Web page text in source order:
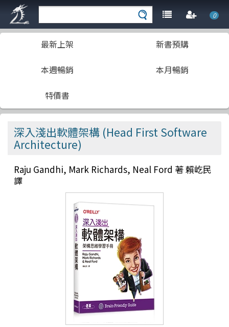
0
最新上架 新書預購
本週暢銷 本月暢銷
特價書
深入淺出軟體架構 (Head First Software
Architecture)
Raju Gandhi, Mark Richards, Neal Ford 著 賴屹民
譯